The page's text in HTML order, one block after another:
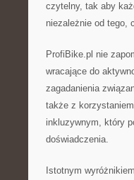
czytelny, tak aby
niezależnie od tego,
ProfiBike.pl nie
wracające do
zagadanienia
także z
inkluzywnym, który
doświadczenia.
Istotnym